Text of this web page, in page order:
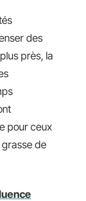
des
près, la
pour ceux
de